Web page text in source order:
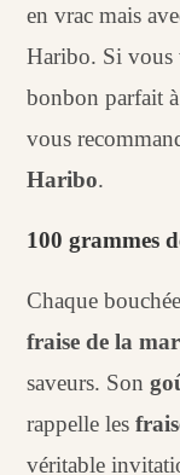
en vrac mais
Haribo. Si vous
bonbon parfait
vous
Haribo.
100 grammes
Chaque
fraise de la
saveurs. Son
rappelle les
véritable